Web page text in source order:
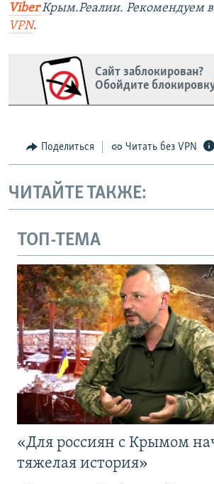
ViberКрым.Реалии. Рекомендуем
VPN.
Сайт заблокирован?
Обойдите
Поделиться Читать без VPN
ЧИТАЙТЕ ТАКЖЕ:
ТОП-ТЕМА
«Для россиян с Крымом
тяжелая история»